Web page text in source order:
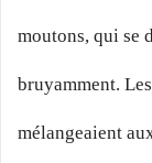
moutons, qui se
bruyamment.
mélangeaient